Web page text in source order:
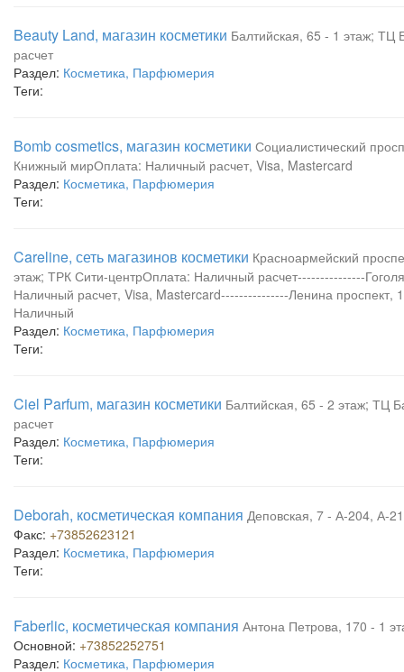
Beauty Land, магазин косметики Балтийская, 65 - 1 этаж; ТЦ
расчет
Раздел: Косметика, Парфюмерия
Теги:
Bomb cosmetics, магазин косметики Социалистический
Книжный мирОплата: Наличный расчет, Visa, Mastercard
Раздел: Косметика, Парфюмерия
Теги:
Careline, сеть магазинов косметики Красноармейский
этаж; ТРК Сити-центрОплата: Наличный расчет---------------
Наличный расчет, Visa, Mastercard---------------Ленина
Наличный
Раздел: Косметика, Парфюмерия
Теги:
Ciel Parfum, магазин косметики Балтийская, 65 - 2 этаж; ТЦ
расчет
Раздел: Косметика, Парфюмерия
Теги:
Deborah, косметическая компания Деповская, 7 - А-204, А-
Факс: +73852623121
Раздел: Косметика, Парфюмерия
Теги:
Faberlic, косметическая компания Антона Петрова, 170 - 1
Основной: +73852252751
Раздел: Косметика, Парфюмерия